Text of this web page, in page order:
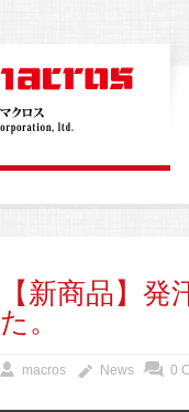
【新商品】
た。
macros News 0